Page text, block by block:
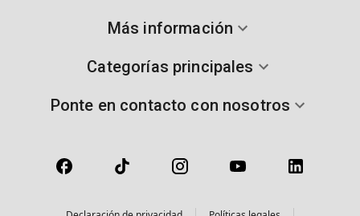
Más información
Categorías principales
Ponte en contacto con nosotros